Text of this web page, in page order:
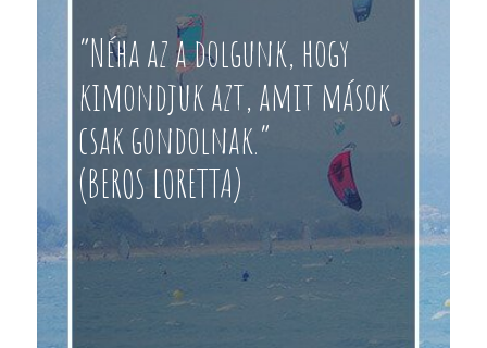
“Néha az a dolgunk, hogy
kimondjuk azt, amit mások
csak gondolnak.”
(BEROS LORETTA)